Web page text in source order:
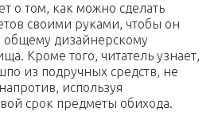
о том, как можно сделать
своими руками, чтобы он
общему дизайнерскому
Кроме того, читатель узнает,
из подручных средств, не
используя
срок предметы обихода.​